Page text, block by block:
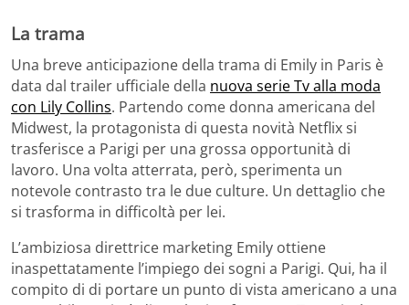
La trama
Una breve anticipazione della trama di Emily in Paris è
data dal trailer ufficiale della nuova serie Tv alla moda
con Lily Collins. Partendo come donna americana del
Midwest, la protagonista di questa novità Netflix si
trasferisce a Parigi per una grossa opportunità di
lavoro. Una volta atterrata, però, sperimenta un
notevole contrasto tra le due culture. Un dettaglio che
si trasforma in difficoltà per lei.
L’ambiziosa direttrice marketing Emily ottiene
inaspettatamente l’impiego dei sogni a Parigi. Qui, ha il
compito di di portare un punto di vista americano a una